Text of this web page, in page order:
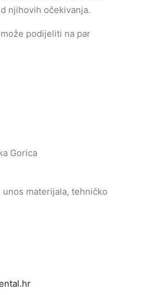
njihovih očekivanja.
podijeliti na par
Gorica
materijala, tehničko